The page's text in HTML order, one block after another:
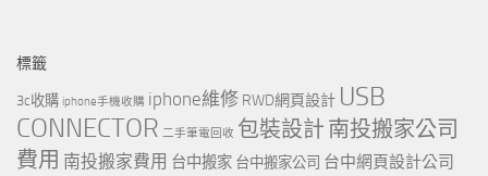
標籤
3c收購 iphone手機收購 iphone維修 RWD網頁設計 USB
CONNECTOR 二手筆電回收 包裝設計 南投搬家公司
費用 南投搬家費用 台中搬家 台中搬家公司 台中網頁設計公司